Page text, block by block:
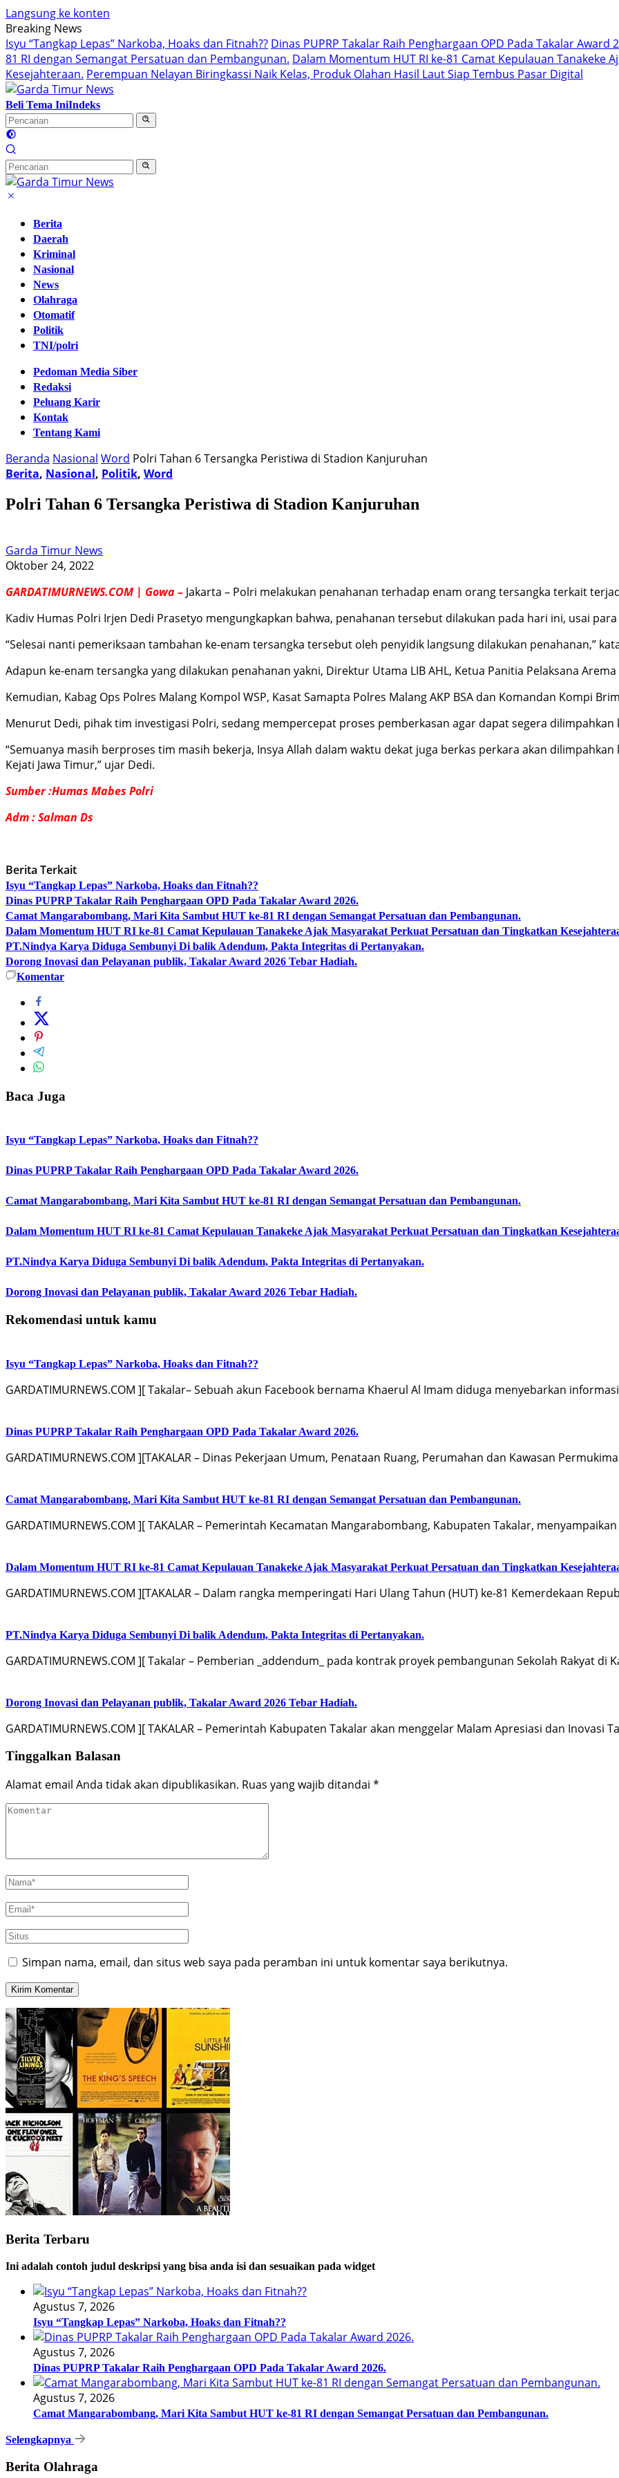
Langsung ke konten
Breaking News
Isyu “Tangkap Lepas” Narkoba, Hoaks dan Fitnah?? Dinas PUPRP Takalar Raih Penghargaan OPD Pada Takalar Award
81 RI dengan Semangat Persatuan dan Pembangunan.‍ Dalam Momentum HUT RI ke-81 Camat Kepulauan Tanakeke
Kesejahteraan. Perempuan Nelayan Biringkassi Naik Kelas, Produk Olahan Hasil Laut Siap Tembus Pasar Digital
Beli Tema IniIndeks
Berita
Daerah
Kriminal
Nasional
News
Olahraga
Otomatif
Politik
TNI/polri
Pedoman Media Siber
Redaksi
Peluang Karir
Kontak
Tentang Kami
Beranda Nasional Word Polri Tahan 6 Tersangka Peristiwa di Stadion Kanjuruhan
Berita, Nasional, Politik, Word
Polri Tahan 6 Tersangka Peristiwa di Stadion Kanjuruhan
Garda Timur News
Oktober 24, 2022
GARDATIMURNEWS.COM | Gowa – Jakarta – Polri melakukan penahanan terhadap enam orang tersangka terkait
Kadiv Humas Polri Irjen Dedi Prasetyo mengungkapkan bahwa, penahanan tersebut dilakukan pada hari ini, usai
“Selesai nanti pemeriksaan tambahan ke-enam tersangka tersebut oleh penyidik langsung dilakukan penahanan,”
Adapun ke-enam tersangka yang dilakukan penahanan yakni, Direktur Utama LIB AHL, Ketua Panitia Pelaksana Arema
Kemudian, Kabag Ops Polres Malang Kompol WSP, Kasat Samapta Polres Malang AKP BSA dan Komandan Kompi
Menurut Dedi, pihak tim investigasi Polri, sedang mempercepat proses pemberkasan agar dapat segera dilimpahkan
“Semuanya masih berproses tim masih bekerja, Insya Allah dalam waktu dekat juga berkas perkara akan
Kejati Jawa Timur,” ujar Dedi.
Sumber :Humas Mabes Polri
Adm : Salman Ds
Berita Terkait
Isyu “Tangkap Lepas” Narkoba, Hoaks dan Fitnah??
Dinas PUPRP Takalar Raih Penghargaan OPD Pada Takalar Award 2026.
Camat Mangarabombang, Mari Kita Sambut HUT ke-81 RI dengan Semangat Persatuan dan Pembangunan.‍
Dalam Momentum HUT RI ke-81 Camat Kepulauan Tanakeke Ajak Masyarakat Perkuat Persatuan dan Tingkatkan
PT.Nindya Karya Diduga Sembunyi Di balik Adendum, Pakta Integritas di Pertanyakan.
Dorong Inovasi dan Pelayanan publik, Takalar Award 2026 Tebar Hadiah.
Komentar
Baca Juga
Isyu “Tangkap Lepas” Narkoba, Hoaks dan Fitnah??
Dinas PUPRP Takalar Raih Penghargaan OPD Pada Takalar Award 2026.
Camat Mangarabombang, Mari Kita Sambut HUT ke-81 RI dengan Semangat Persatuan dan Pembangunan.‍
Dalam Momentum HUT RI ke-81 Camat Kepulauan Tanakeke Ajak Masyarakat Perkuat Persatuan dan Tingkatkan
PT.Nindya Karya Diduga Sembunyi Di balik Adendum, Pakta Integritas di Pertanyakan.
Dorong Inovasi dan Pelayanan publik, Takalar Award 2026 Tebar Hadiah.
Rekomendasi untuk kamu
Isyu “Tangkap Lepas” Narkoba, Hoaks dan Fitnah??
GARDATIMURNEWS.COM ][ Takalar– Sebuah akun Facebook bernama Khaerul Al Imam diduga menyebarkan
Dinas PUPRP Takalar Raih Penghargaan OPD Pada Takalar Award 2026.
GARDATIMURNEWS.COM ][TAKALAR – Dinas Pekerjaan Umum, Penataan Ruang, Perumahan dan Kawasan
Camat Mangarabombang, Mari Kita Sambut HUT ke-81 RI dengan Semangat Persatuan dan Pembangunan.‍
GARDATIMURNEWS.COM ][ TAKALAR – Pemerintah Kecamatan Mangarabombang, Kabupaten Takalar,
Dalam Momentum HUT RI ke-81 Camat Kepulauan Tanakeke Ajak Masyarakat Perkuat Persatuan dan Tingkatkan
GARDATIMURNEWS.COM ][TAKALAR – Dalam rangka memperingati Hari Ulang Tahun (HUT) ke-81 Kemerdekaan
PT.Nindya Karya Diduga Sembunyi Di balik Adendum, Pakta Integritas di Pertanyakan.
GARDATIMURNEWS.COM ][ Takalar – Pemberian _addendum_ pada kontrak proyek pembangunan Sekolah Rakyat di
Dorong Inovasi dan Pelayanan publik, Takalar Award 2026 Tebar Hadiah.
GARDATIMURNEWS.COM ][ TAKALAR – Pemerintah Kabupaten Takalar akan menggelar Malam Apresiasi dan Inovasi
Tinggalkan Balasan
Alamat email Anda tidak akan dipublikasikan. Ruas yang wajib ditandai *
Simpan nama, email, dan situs web saya pada peramban ini untuk komentar saya berikutnya.
Berita Terbaru
Ini adalah contoh judul deskripsi yang bisa anda isi dan sesuaikan pada widget
Agustus 7, 2026
Isyu “Tangkap Lepas” Narkoba, Hoaks dan Fitnah??
Agustus 7, 2026
Dinas PUPRP Takalar Raih Penghargaan OPD Pada Takalar Award 2026.
Agustus 7, 2026
Camat Mangarabombang, Mari Kita Sambut HUT ke-81 RI dengan Semangat Persatuan dan Pembangunan.‍
Selengkapnya
Berita Olahraga